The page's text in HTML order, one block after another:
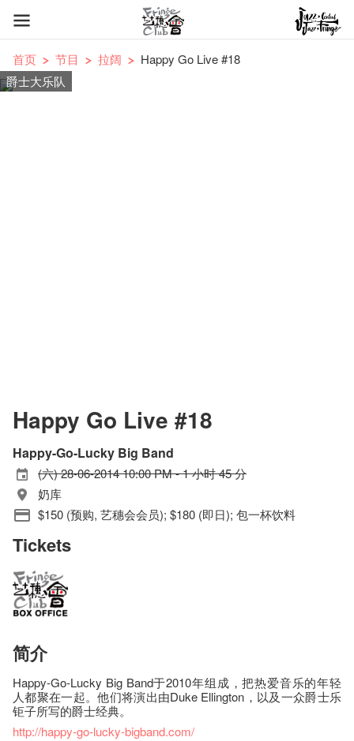
首页 节目 拉阔
Happy Go Live #18
爵士大乐队
Happy Go Live #18
Happy-Go-Lucky Big Band
(六) 28-06-2014 10:00 PM - 1 小时 45 分
奶库
$150 (预购, 艺穗会会员); $180 (即日); 包一杯饮料
Tickets
简介
Happy-Go-Lucky Big Band于2010年组成，把热爱音乐的年轻
人都聚在一起。他们将演出由Duke Ellington，以及一众爵士乐
钜子所写的爵士经典。
http://happy-go-lucky-bigband.com/